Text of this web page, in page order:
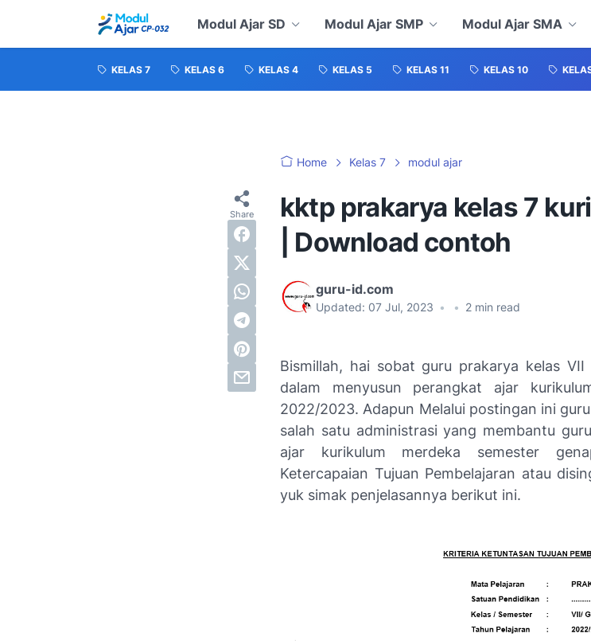
Modul Ajar SD Modul Ajar SMP Modul Ajar SMA
KELAS 7 KELAS 6 KELAS 4 KELAS 5 KELAS 11 KELAS 10
Home Kelas 7 modul ajar
kktp prakarya kelas 7
| Download contoh
guru-id.com
Updated: 07 Jul, 2023 • • 2 min read
Bismillah, hai sobat guru prakarya kelas
dalam menyusun perangkat ajar
2022/2023. Adapun Melalui postingan ini
salah satu administrasi yang membantu
ajar kurikulum merdeka semester
Ketercapaian Tujuan Pembelajaran atau
yuk simak penjelasannya berikut ini.